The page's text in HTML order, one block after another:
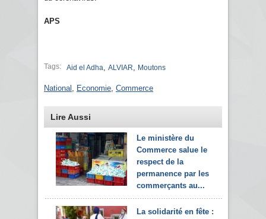
APS
Tags: Aid el Adha ALVIAR Moutons
National Economie Commerce
Lire Aussi
Le ministère du
Commerce salue le
respect de la
permanence par les
commerçants au...
La solidarité en fête :